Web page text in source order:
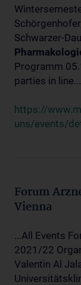
Schwarzer-
Programm
parties in line...
https://
uns/events/
Forum
Vienna
...All Events
2021/22
Valentin Al